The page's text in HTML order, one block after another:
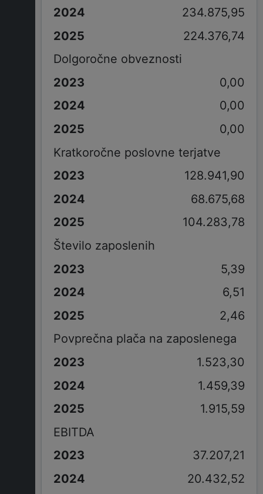
234.875,95
224.376,74
Dolgoročne obveznosti
0,00
0,00
0,00
Kratkoročne poslovne terjatve
128.941,90
68.675,68
104.283,78
Število zaposlenih
5,39
6,51
2,46
Povprečna plača na zaposlenega
1.523,30
1.459,39
1.915,59
EBITDA
37.207,21
20.432,52